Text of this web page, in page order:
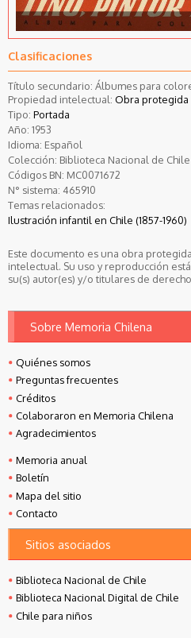
Clasificaciones
Título secundario: Álbumes para
Propiedad intelectual: Obra protegida
Tipo: Portada
Año: 1953
Idioma: Español
Colección: Biblioteca Nacional de Chile
Códigos BN: MC0071672
N° sistema: 465910
Temas relacionados:
Ilustración infantil en Chile (1857-1960)
Este documento es una obra
intelectual. Su uso y reproducción
su(s) autor(es) y/o titulares de
Sobre Memoria Chilena
Quiénes somos
Preguntas frecuentes
Créditos
Colaboraron en Memoria Chilena
Agradecimientos
Memoria anual
Boletín
Mapa del sitio
Contacto
Sitios asociados
Biblioteca Nacional de Chile
Biblioteca Nacional Digital de Chile
Chile para niños